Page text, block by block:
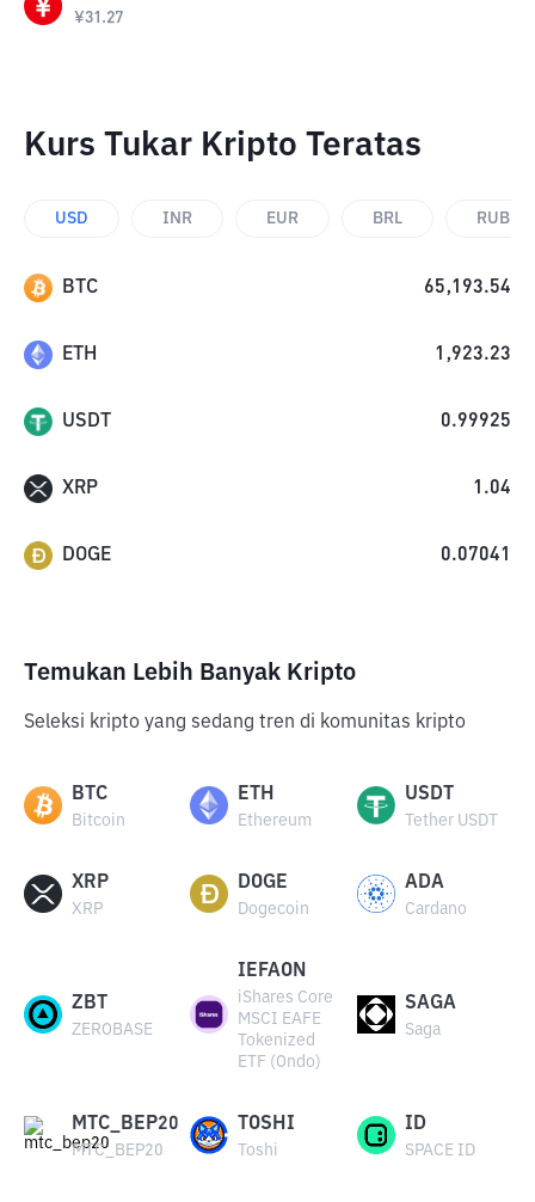
¥31.27
Kurs Tukar Kripto Teratas
USD INR EUR BRL RUB
BTC 65,193.54
ETH 1,923.23
USDT 0.99925
XRP 1.04
DOGE 0.07041
Temukan Lebih Banyak Kripto
Seleksi kripto yang sedang tren di komunitas kripto
BTC
Bitcoin
ETH
Ethereum
USDT
Tether USDT
XRP
XRP
DOGE
Dogecoin
ADA
Cardano
ZBT
ZEROBASE
IEFAON
iShares Core
MSCI EAFE
Tokenized
ETF (Ondo)
SAGA
Saga
MTC_BEP20
MTC_BEP20
TOSHI
Toshi
ID
SPACE ID